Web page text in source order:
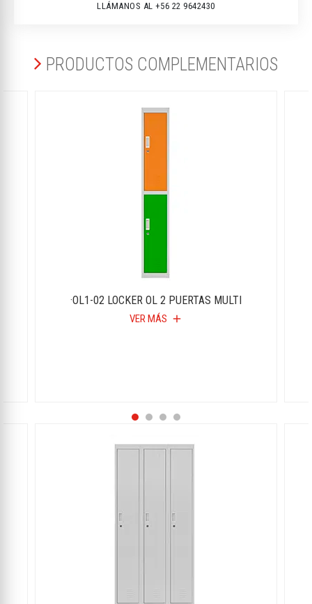
LLÁMANOS AL +56 22 9642430
PRODUCTOS COMPLEMENTARIOS
·OL1-02 LOCKER OL 2 PUERTAS MULTI
VER MÁS add